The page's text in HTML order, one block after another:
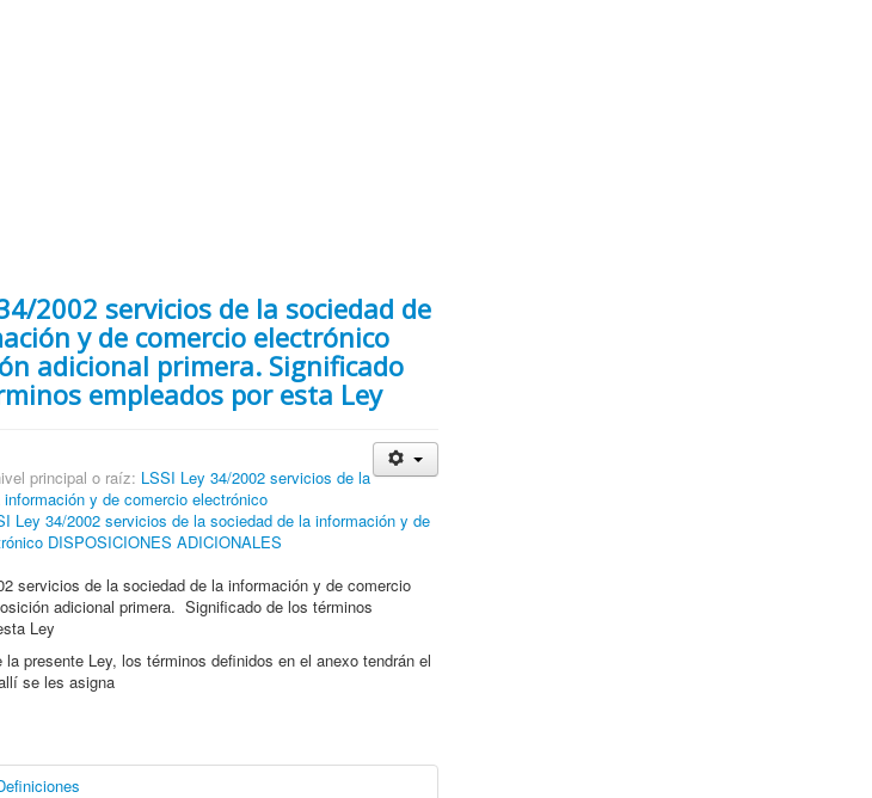
2002 servicios de la sociedad de
y de comercio electrónico
adicional primera. Significado
empleados por esta Ley
principal o raíz: LSSI Ley 34/2002 servicios de la
y de comercio electrónico
Ley 34/2002 servicios de la sociedad de la información y de
DISPOSICIONES ADICIONALES
servicios de la sociedad de la información y de comercio
adicional primera. Significado de los términos
Ley
presente Ley, los términos definidos en el anexo tendrán el
se les asigna